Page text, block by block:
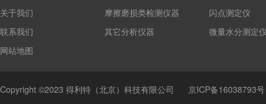
关于我们
联系我们
网站地图
摩擦磨损类检测仪器
其它分析仪器
闪点测定仪
微量水分测定
Copyright ©2023 得利特（北京）科技有限公司 京ICP备16038793号